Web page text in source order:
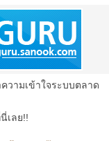
วามเข้าใจระบบตลาด
เลย!!